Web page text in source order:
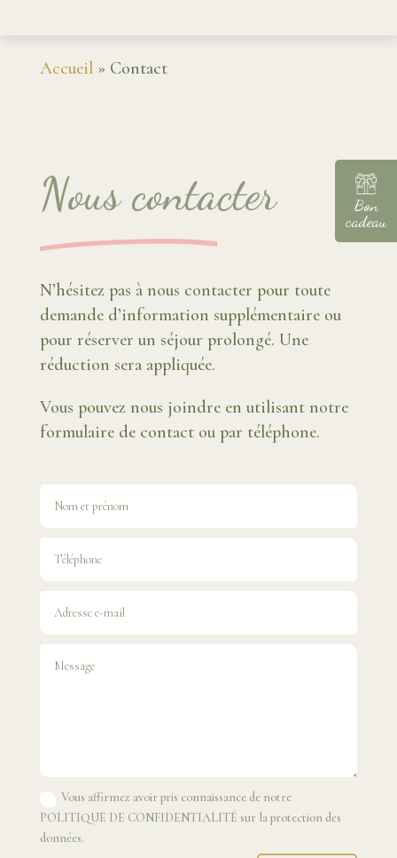
Bon
cadeau
Accueil» Contact
Nous contacter
N’hésitez pas à nous contacter pour toute
demande d’information supplémentaire ou
pour réserver un séjour prolongé. Une
réduction sera appliquée.
Vous pouvez nous joindre en utilisant notre
formulaire de contact ou par téléphone.
Vous affirmez avoir pris connaissance de notre
POLITIQUE DE CONFIDENTIALITÉ sur la protection des
données.